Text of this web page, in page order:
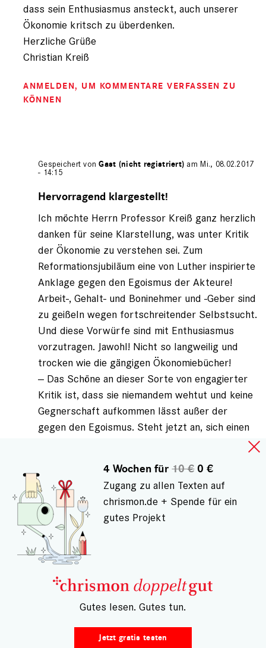
dass sein Enthusiasmus ansteckt, auch unserer
Ökonomie kritsch zu überdenken.
Herzliche Grüße
Christian Kreiß
ANMELDEN, UM KOMMENTARE VERFASSEN ZU
KÖNNEN
Gespeichert vonGast (nicht registriert) am Mi., 08.02.2017
- 14:15
auf
Gast
(nicht
registriert)
Hervorragend klargestellt!
Ich möchte Herrn Professor Kreiß ganz herzlich
danken für seine Klarstellung, was unter Kritik
der Ökonomie zu verstehen sei. Zum
Reformationsjubiläum eine von Luther inspirierte
Anklage gegen den Egoismus der Akteure!
Arbeit-, Gehalt- und Boninehmer und -Geber sind
zu geißeln wegen fortschreitender Selbstsucht.
Und diese Vorwürfe sind mit Enthusiasmus
vorzutragen. Jawohl! Nicht so langweilig und
trocken wie die gängigen Ökonomiebücher!
-- Das Schöne an dieser Sorte von engagierter
Kritik ist, dass sie niemandem wehtut und keine
Gegnerschaft aufkommen lässt außer der
gegen den Egoismus. Steht jetzt an, sich einen
Hartz-IV-Empfänger oder einen Normalverdiener
ihren jeweiligen Egoismus vorzuwerfen? Den
einen beim sich Einteilen, den anderen beim Geld
scheffeln? Nein, das wäre ganz verfehlt, das
gehört in die Individualethik. Geht es also
vielleicht darum, das von uns allen geliebte
System namens soziale Marktwirtschaft
zweimal nicht, das sind streng von der
Egoismuskritik zu unterscheidende
-- Da lacht das Herz, wenn alles getrennt wird,
4 Wochen für10 €0 €
Zugang zu allen Texten auf
chrismon.de + Spende für ein
gutes Projekt
– Gutes lesen. Gutes tun.
Jetzt gratis testen